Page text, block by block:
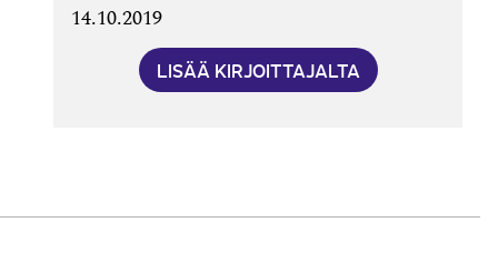
14.10.2019
LISÄÄ KIRJOITTAJALTA